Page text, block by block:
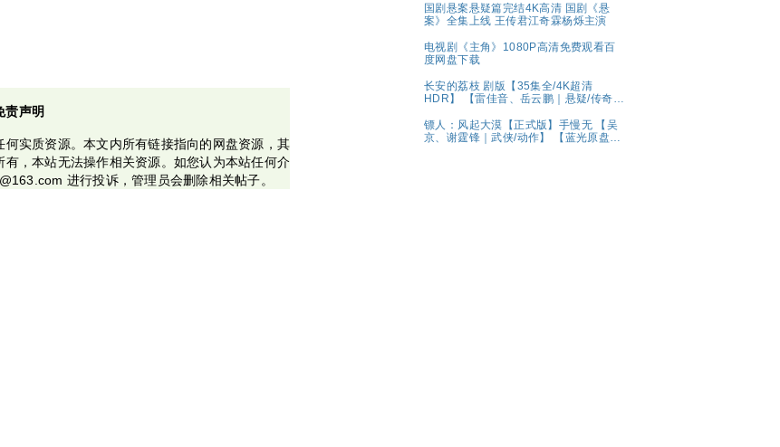
责声明
实质资源。本文内所有链接指向的网盘资源，其
，本站无法操作相关资源。如您认为本站任何介
进行投诉，管理员会删除相关帖子。
国剧悬案悬疑篇完结4K高清 国剧《悬
案》全集上线 王传君江奇霖杨烁主演
电视剧《主角》1080P高清免费观看百
度网盘下载
长安的荔枝 剧版【35集全/4K超清
HDR】 【雷佳音、岳云鹏｜悬疑/传奇】
镖人：风起大漠【正式版】手慢无 【吴
京、谢霆锋｜武侠/动作】 【蓝光原盘